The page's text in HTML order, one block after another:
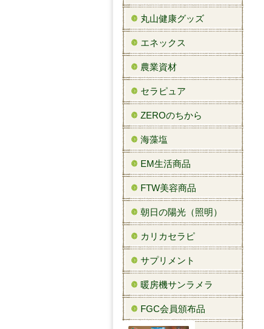
丸山健康グッズ
エネックス
農業資材
セラピュア
ZEROのちから
海藻塩
EM生活商品
FTW美容商品
朝日の陽光（照明）
カリカセラピ
サプリメント
暖房機サンラメラ
FGC会員頒布品